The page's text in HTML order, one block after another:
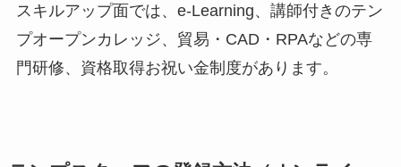
スキルアップ面では、e-Learning、講師付きのテン
プオープンカレッジ、貿易・CAD・RPAなどの専
門研修、資格取得お祝い金制度があります。